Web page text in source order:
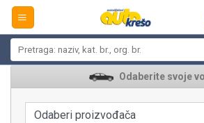
Skip
content
Odaberite svoje
Odaberi proizvođača